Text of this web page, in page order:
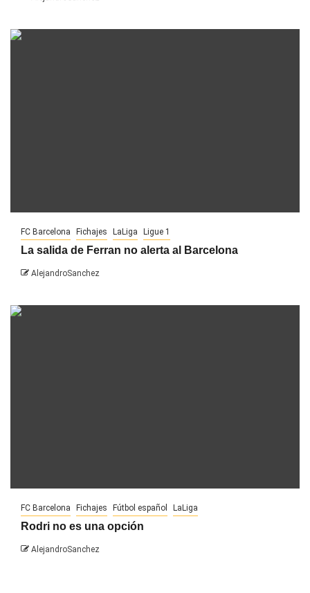
FC Barcelona Fichajes LaLiga Ligue 1
La salida de Ferran no alerta al Barcelona
AlejandroSanchez
FC Barcelona Fichajes Fútbol español LaLiga
Rodri no es una opción
AlejandroSanchez